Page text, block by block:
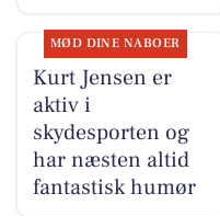
MØD DINE NABOER
Kurt Jensen er
aktiv i
skydesporten og
har næsten altid
fantastisk humør